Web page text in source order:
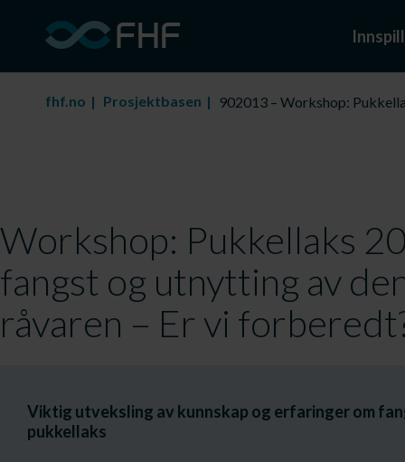
Innspill
fhf.no Prosjektbasen 902013 – Workshop:
Workshop: Pukkellaks
fangst og utnytting av
råvaren – Er vi
Viktig utveksling av kunnskap og erfaringer om
pukkellaks